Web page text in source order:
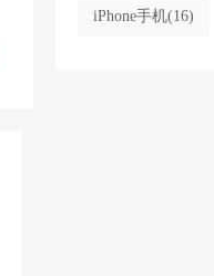
iPhone手机(16)